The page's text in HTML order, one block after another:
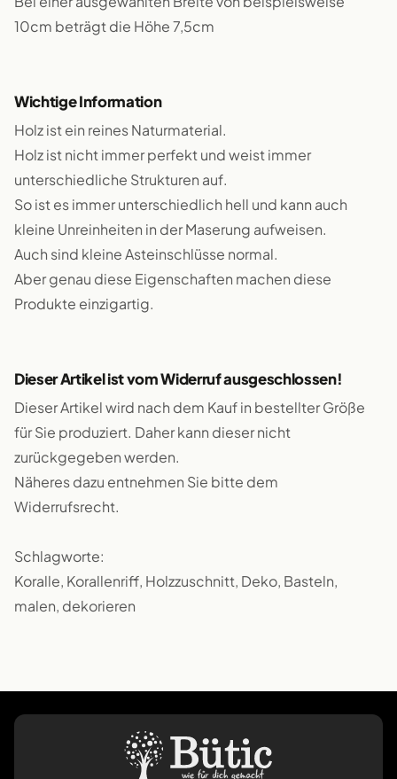
10cm beträgt die Höhe 7,5cm
Wichtige Information
Holz ist ein reines Naturmaterial.
Holz ist nicht immer perfekt und weist immer
unterschiedliche Strukturen auf.
So ist es immer unterschiedlich hell und kann auch
kleine Unreinheiten in der Maserung aufweisen.
Auch sind kleine Asteinschlüsse normal.
Aber genau diese Eigenschaften machen diese
Produkte einzigartig.
Dieser Artikel ist vom Widerruf ausgeschlossen!
Dieser Artikel wird nach dem Kauf in bestellter Größe
für Sie produziert. Daher kann dieser nicht
zurückgegeben werden.
Näheres dazu entnehmen Sie bitte dem
Widerrufsrecht.
Schlagworte:
Koralle, Korallenriff, Holzzuschnitt, Deko, Basteln,
malen, dekorieren